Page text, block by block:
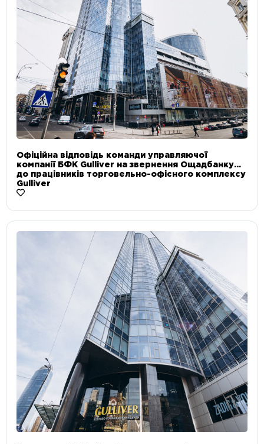
Офіційна відповідь команди управляючої
компанії БФК Gulliver на звернення Ощадбанку
до працівників торговельно-офісного комплексу
Gulliver